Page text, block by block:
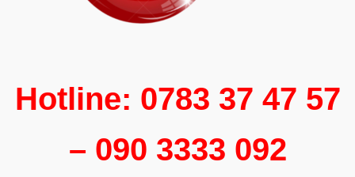
Hotline: 0783 37 47 57
– 090 3333 092